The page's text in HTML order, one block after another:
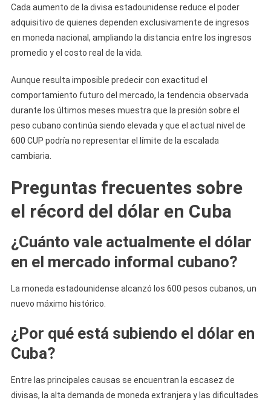
Cada aumento de la divisa estadounidense reduce el poder
adquisitivo de quienes dependen exclusivamente de ingresos
en moneda nacional, ampliando la distancia entre los ingresos
promedio y el costo real de la vida.
Aunque resulta imposible predecir con exactitud el
comportamiento futuro del mercado, la tendencia observada
durante los últimos meses muestra que la presión sobre el
peso cubano continúa siendo elevada y que el actual nivel de
600 CUP podría no representar el límite de la escalada
cambiaria.
Preguntas frecuentes sobre
el récord del dólar en Cuba
¿Cuánto vale actualmente el dólar
en el mercado informal cubano?
La moneda estadounidense alcanzó los 600 pesos cubanos, un
nuevo máximo histórico.
¿Por qué está subiendo el dólar en
Cuba?
Entre las principales causas se encuentran la escasez de
divisas, la alta demanda de moneda extranjera y las dificultades